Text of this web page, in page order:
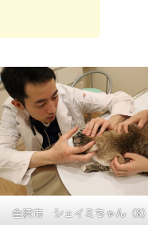
金沢市 シェイミちゃん（8）